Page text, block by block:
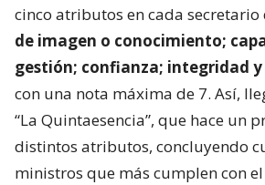
cinco atributos en cada secretario
de imagen o conocimiento;
gestión; confianza; integridad y
con una nota máxima de 7. Así,
“La Quintaesencia”, que hace un
distintos atributos, concluyendo
ministros que más cumplen con el